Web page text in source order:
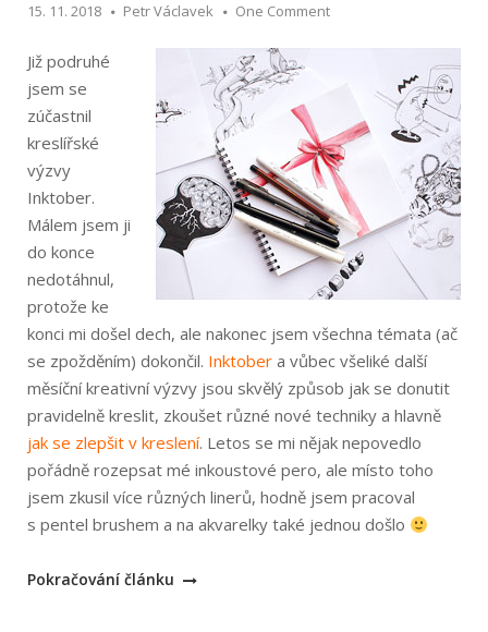
15. 11. 2018 Petr Václavek One Comment
Již podruhé
jsem se
zúčastnil
kreslířské
výzvy
Inktober.
Málem jsem ji
do konce
nedotáhnul,
protože ke
konci mi došel dech, ale nakonec jsem všechna témata (ač
se zpožděním) dokončil. Inktober a vůbec všeliké další
měsíční kreativní výzvy jsou skvělý způsob jak se donutit
pravidelně kreslit, zkoušet různé nové techniky a hlavně
jak se zlepšit v kreslení. Letos se mi nějak nepovedlo
pořádně rozepsat mé inkoustové pero, ale místo toho
jsem zkusil více různých linerů, hodně jsem pracoval
s pentel brushem a na akvarelky také jednou došlo
„Inktober
Pokračování článku